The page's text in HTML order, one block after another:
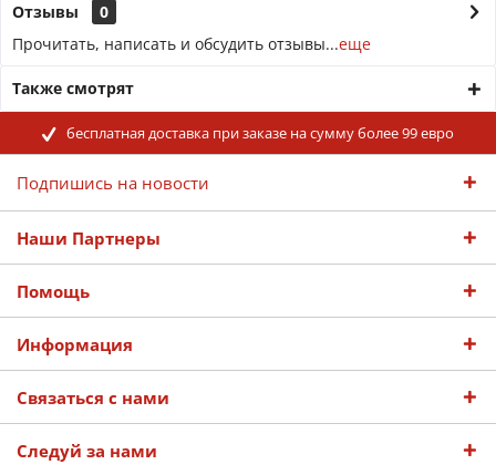
Отзывы
0
Прочитать, написать и обсудить отзывы...еще
Также смотрят
бесплатная доставка при заказе на сумму более 99 евро
Подпишись на новости
Наши Партнеры
Помощь
Информация
Связаться с нами
Следуй за нами